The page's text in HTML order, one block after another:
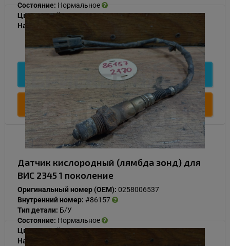
Состояние: Нормальное
Цвет:Серый
Наличие:
1 000
Подробнее
Купить
Датчик кислородный (лямбда зонд) для
ВИС 2345 1 поколение
Оригинальный номер (OEM): 0258006537
Внутренний номер: #86157
Тип детали: Б/У
Состояние: Нормальное
Цвет:Серый
Наличие: